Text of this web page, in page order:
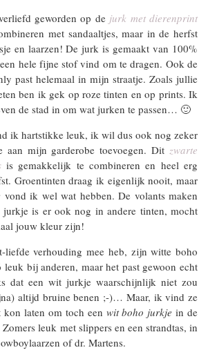
geworden op de jurk met dierenprint
met sandaaltjes, maar in de herfst
en laarzen! De jurk is gemaakt van 100%
hele fijne stof vind om te dragen. Ook de
past helemaal in mijn straatje. Zoals jullie
ben ik gek op roze tinten en op prints. Ik
de stad in om wat jurken te passen… 🙂
ik hartstikke leuk, ik wil dus ook nog zeker
aan mijn garderobe toevoegen. Dit zwarte
is gemakkelijk te combineren en heel erg
Groentinten draag ik eigenlijk nooit, maar
vond ik wel wat hebben. De volants maken
is er ook nog in andere tinten, mocht
jouw kleur zijn!
liefde verhouding mee heb, zijn witte boho
bij anderen, maar het past gewoon echt
dat een wit jurkje waarschijnlijk niet zou
altijd bruine benen ;-)… Maar, ik vind ze
laten om toch een wit boho jurkje in de
leuk met slippers en een strandtas, in
of dr. Martens.